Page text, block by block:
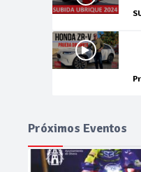
Próximos Eventos